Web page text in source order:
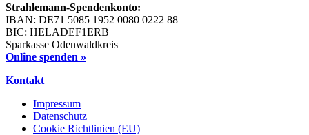
Strahlemann-Spendenkonto:
IBAN: DE71 5085 1952 0080 0222 88
BIC: HELADEF1ERB
Sparkasse Odenwaldkreis
Online spenden »
Kontakt
Impressum
Datenschutz
Cookie Richtlinien (EU)